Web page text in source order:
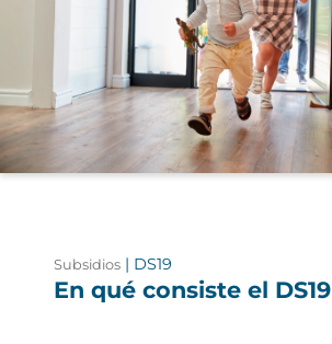
Subsidios | DS19
En qué consiste el DS19